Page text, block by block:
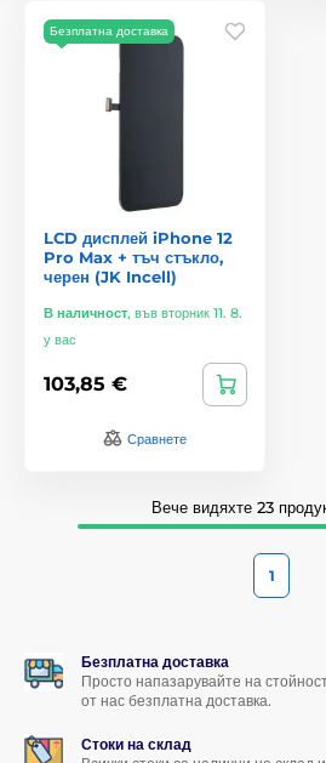
Безплатна доставка
LCD дисплей iPhone 12
Pro Max + тъч стъкло,
черен (JK Incell)
В наличност, във вторник 11. 8.
у вас
103,85 €
Сравнете
Вече видяхте 23
1
Безплатна доставка
Просто напазарувайте на
от нас безплатна доставка.
Стоки на склад